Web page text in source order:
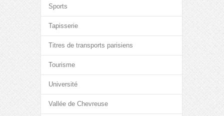
Sports
Tapisserie
Titres de transports parisiens
Tourisme
Université
Vallée de Chevreuse